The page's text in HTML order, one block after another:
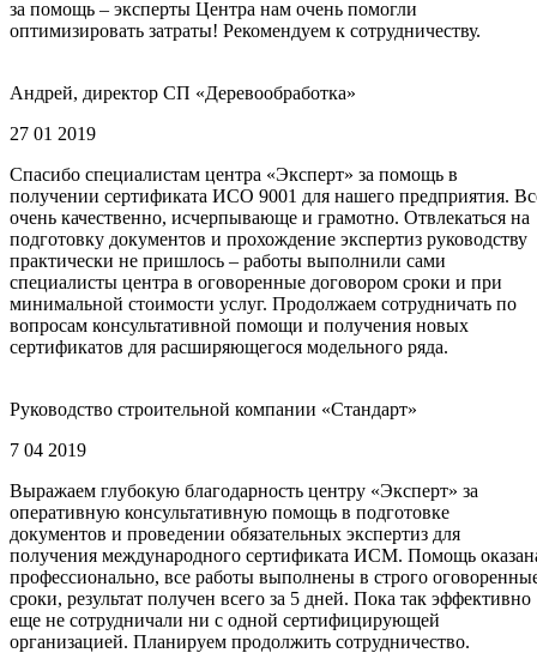
за помощь – эксперты Центра нам очень помогли
оптимизировать затраты! Рекомендуем к сотрудничеству.
Андрей, директор СП «Деревообработка»
27 01 2019
Спасибо специалистам центра «Эксперт» за помощь в
получении сертификата ИСО 9001 для нашего предприятия.
очень качественно, исчерпывающе и грамотно. Отвлекаться на
подготовку документов и прохождение экспертиз руководству
практически не пришлось – работы выполнили сами
специалисты центра в оговоренные договором сроки и при
минимальной стоимости услуг. Продолжаем сотрудничать по
вопросам консультативной помощи и получения новых
сертификатов для расширяющегося модельного ряда.
Руководство строительной компании «Стандарт»
7 04 2019
Выражаем глубокую благодарность центру «Эксперт» за
оперативную консультативную помощь в подготовке
документов и проведении обязательных экспертиз для
получения международного сертификата ИСМ. Помощь
профессионально, все работы выполнены в строго
сроки, результат получен всего за 5 дней. Пока так эффективно
еще не сотрудничали ни с одной сертифицирующей
организацией. Планируем продолжить сотрудничество.